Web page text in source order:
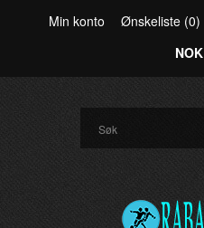
Min konto Ønskeliste (0)
NOK